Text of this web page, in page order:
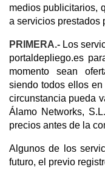
medios publicitarios,
a servicios prestados
PRIMERA.- Los
portaldepliego.es
momento sean
siendo todos ellos
circunstancia pueda
Álamo Networks,
precios antes de la
Algunos de los
futuro, el previo